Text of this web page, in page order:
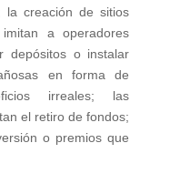
la creación de sitios
a operadores
depósitos o instalar
en forma de
irreales; las
el retiro de fondos;
o premios que